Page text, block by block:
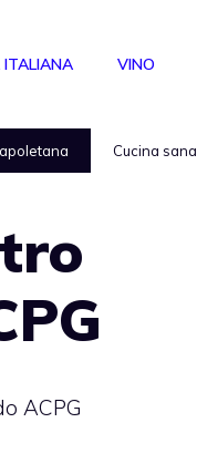
ITALIANA VINO
Cucina sana
ACPG